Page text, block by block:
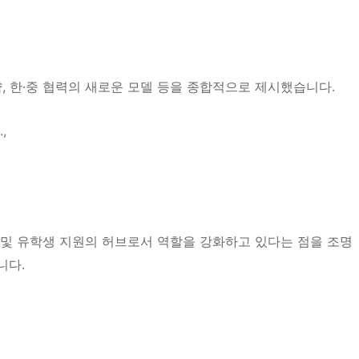
한·중 협력의 새로운 모델 등을 종합적으로 제시했습니다.
유학생 지원의 허브로서 역할을 강화하고 있다는 점을 조명
다.